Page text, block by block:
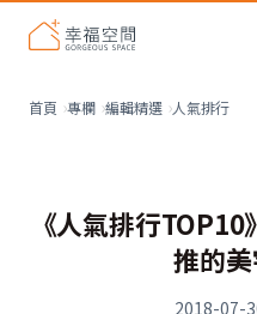
首頁 專欄 編輯精選 人氣排行
《人氣排行
推的
2018-07-